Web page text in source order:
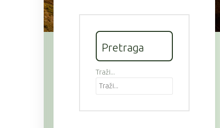
Pretraga
Traži...